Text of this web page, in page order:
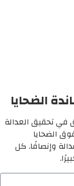
الضحايا
في تحقيق العدالة
الضحايا
وإنصافًا. كل